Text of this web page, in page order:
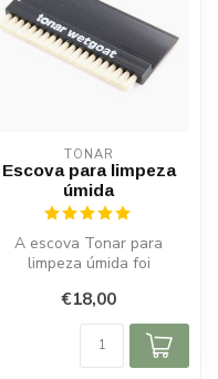
TONAR
Escova para limpeza
úmida
A escova Tonar para
limpeza úmida foi
para limpeza profu...
€18,00